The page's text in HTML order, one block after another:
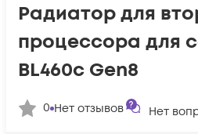
Радиатор для
процессора для
BL460c Gen8
0 Нет отзывов Нет